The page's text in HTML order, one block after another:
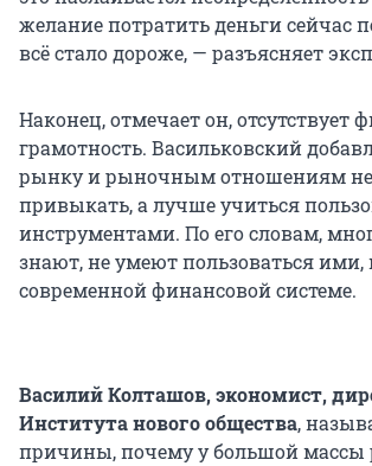
желание потратить деньги сейчас
всё стало дороже, — разъясняет
Наконец, отмечает он, отсутствует
грамотность. Васильковский
рынку и рыночным отношениям
привыкать, а лучше учиться
инструментами. По его словам,
знают, не умеют пользоваться ими,
современной финансовой системе.
Василий Колташов, экономист,
Института нового общества,
причины, почему у большой массы